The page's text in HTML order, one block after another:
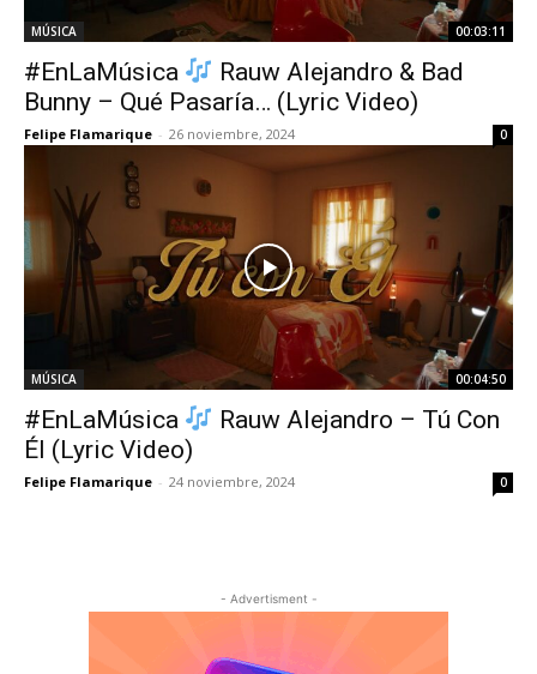
MÚSICA 00:03:11
#EnLaMúsica
Rauw Alejandro & Bad
Bunny – Qué Pasaría… (Lyric Video)
Felipe Flamarique - 26 noviembre, 2024 0
MÚSICA 00:04:50
#EnLaMúsica
Rauw Alejandro – Tú Con
Él (Lyric Video)
Felipe Flamarique - 24 noviembre, 2024 0
- Advertisment -